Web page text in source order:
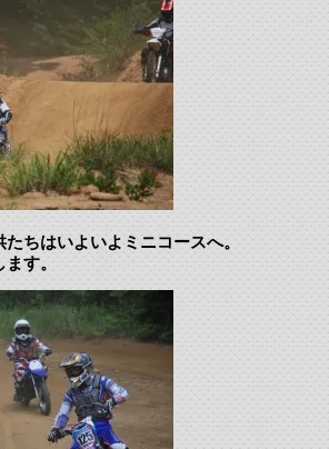
ちはいよいよミニコースへ。
ます。